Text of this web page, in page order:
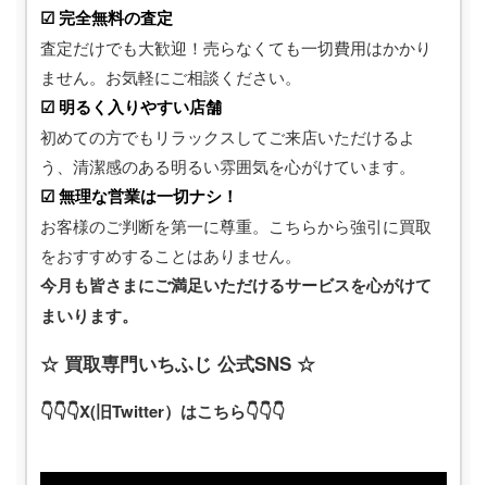
☑ 完全無料の査定
査定だけでも大歓迎！売らなくても一切費用はかかり
ません。お気軽にご相談ください。
☑ 明るく入りやすい店舗
初めての方でもリラックスしてご来店いただけるよ
う、清潔感のある明るい雰囲気を心がけています。
☑ 無理な営業は一切ナシ！
お客様のご判断を第一に尊重。こちらから強引に買取
をおすすめすることはありません。
今月も皆さまにご満足いただけるサービスを心がけて
まいります。
☆ 買取専門いちふじ 公式SNS ☆
👇👇👇X(旧Twitter）はこちら👇👇👇